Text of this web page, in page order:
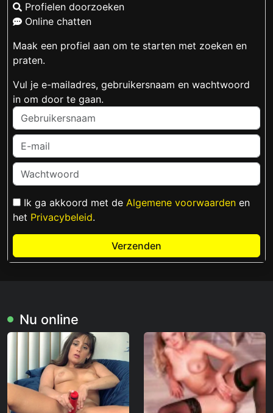
Profielen doorzoeken
Online chatten
Maak een profiel aan om te starten met zoeken en
praten.
Vul je e-mailadres, gebruikersnaam en wachtwoord
in om door te gaan.
Ik ga akkoord met de Algemene voorwaarden en
het Privacybeleid.
Verzenden
Nu online